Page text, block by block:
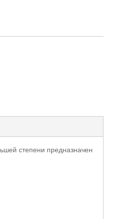
степени предназначен